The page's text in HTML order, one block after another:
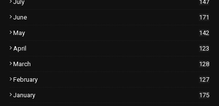
July 147
June 171
May 142
April 123
March 128
February 127
January 175